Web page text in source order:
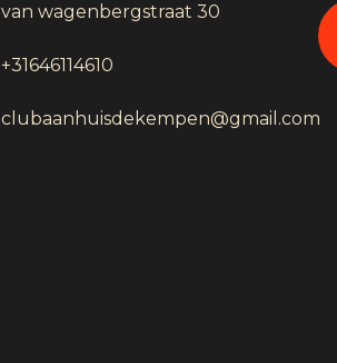
van wagenbergstraat 30
+31646114610
clubaanhuisdekempen@gmail.com